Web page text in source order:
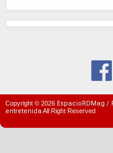
Copyright © 2026 EspacioRDMag /
entretenidaAll Right Reserved